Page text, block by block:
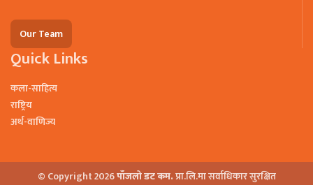
Our Team
Quick Links
कला-साहित्य
राष्ट्रिय
अर्थ-वाणिज्य
© Copyright 2026पाँजलो डट कम.प्रा.लि.मा सर्वाधिकार सुरक्षित